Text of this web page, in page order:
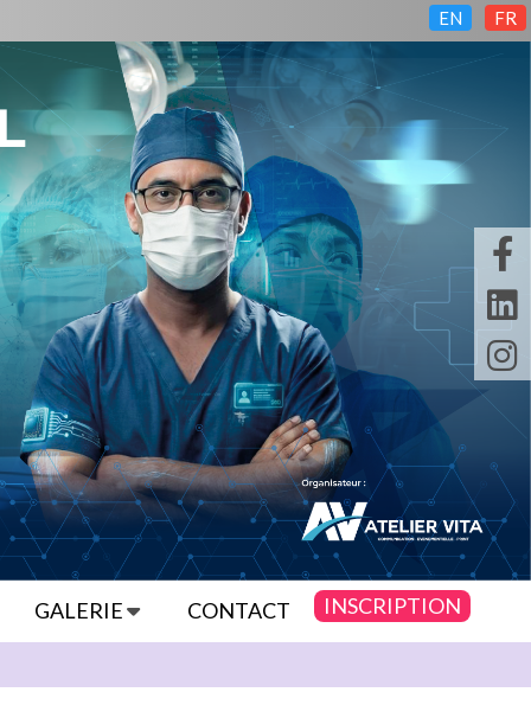
GALERIE CONTACT INSCRIPTION
EN FR